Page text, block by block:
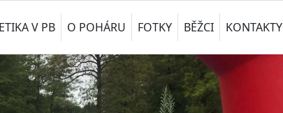
V PB O POHÁRU FOTKY BĚŽCI KONTAKTY